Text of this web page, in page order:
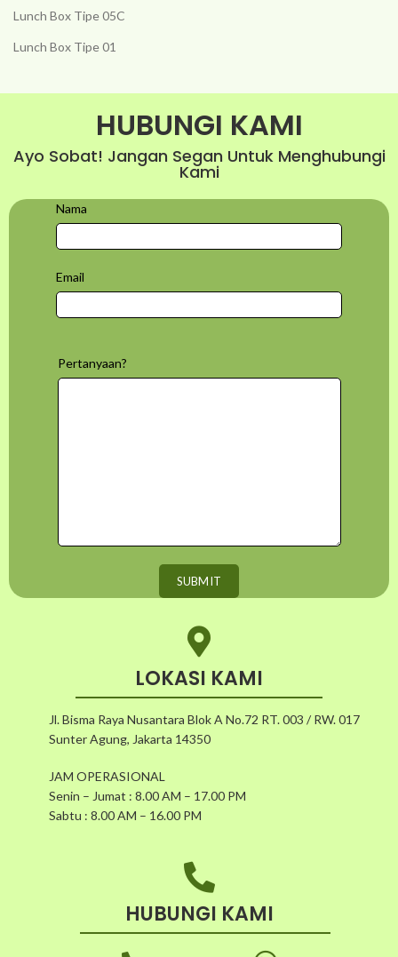
Lunch Box Tipe 05C
Lunch Box Tipe 01
HUBUNGI KAMI
Ayo Sobat! Jangan Segan Untuk Menghubungi
Kami
Nama
Email
Pertanyaan?
LOKASI KAMI
Jl. Bisma Raya Nusantara Blok A No.72 RT. 003 / RW. 017
Sunter Agung, Jakarta 14350
JAM OPERASIONAL
Senin – Jumat : 8.00 AM – 17.00 PM
Sabtu : 8.00 AM – 16.00 PM
HUBUNGI KAMI